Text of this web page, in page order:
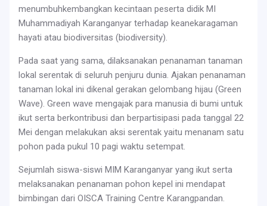
menumbuhkembangkan kecintaan peserta didik MI
Muhammadiyah Karanganyar terhadap keanekaragaman
hayati atau biodiversitas (biodiversity).
Pada saat yang sama, dilaksanakan penanaman tanaman
lokal serentak di seluruh penjuru dunia. Ajakan penanaman
tanaman lokal ini dikenal gerakan gelombang hijau (Green
Wave). Green wave mengajak para manusia di bumi untuk
ikut serta berkontribusi dan berpartisipasi pada tanggal 22
Mei dengan melakukan aksi serentak yaitu menanam satu
pohon pada pukul 10 pagi waktu setempat.
Sejumlah siswa-siswi MIM Karanganyar yang ikut serta
melaksanakan penanaman pohon kepel ini mendapat
bimbingan dari OISCA Training Centre Karangpandan.